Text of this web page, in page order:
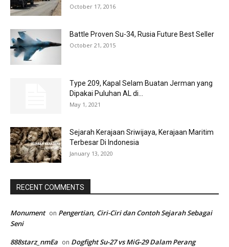
October 17, 2016
Battle Proven Su-34, Rusia Future Best Seller
October 21, 2015
Type 209, Kapal Selam Buatan Jerman yang
Dipakai Puluhan AL di...
May 1, 2021
Sejarah Kerajaan Sriwijaya, Kerajaan Maritim
Terbesar Di Indonesia
January 13, 2020
RECENT COMMENTS
Monument on Pengertian, Ciri-Ciri dan Contoh Sejarah Sebagai
Seni
888starz_nmEa on Dogfight Su-27 vs MiG-29 Dalam Perang